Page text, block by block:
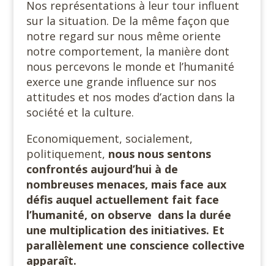
Nos représentations à leur tour influent
sur la situation. De la même façon que
notre regard sur nous même oriente
notre comportement, la manière dont
nous percevons le monde et l’humanité
exerce une grande influence sur nos
attitudes et nos modes d’action dans la
société et la culture.
Economiquement, socialement,
politiquement, nous nous sentons
confrontés aujourd’hui à de
nombreuses menaces, mais face aux
défis auquel actuellement fait face
l’humanité, on observe dans la durée
une multiplication des initiatives. Et
parallèlement une conscience collective
apparaît.